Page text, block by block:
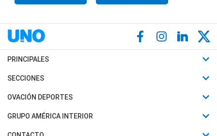
PRINCIPALES
Últimas Noticias
Política
SECCIONES
Horóscopo
Motores
OVACIÓN DEPORTES
Fútbol
Mundial
GRUPO AMÉRICA INTERIOR